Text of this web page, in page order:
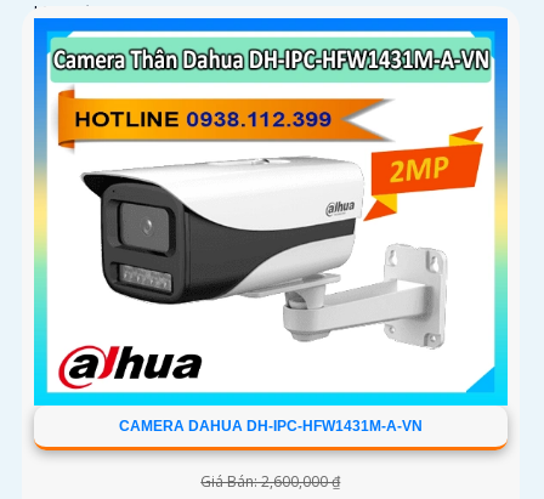
kính cố định 3. 6mm góc nhìn 90
CAMERA DAHUA DH-IPC-HFW1431M-A-VN
Giá Bán: 2,600,000 ₫